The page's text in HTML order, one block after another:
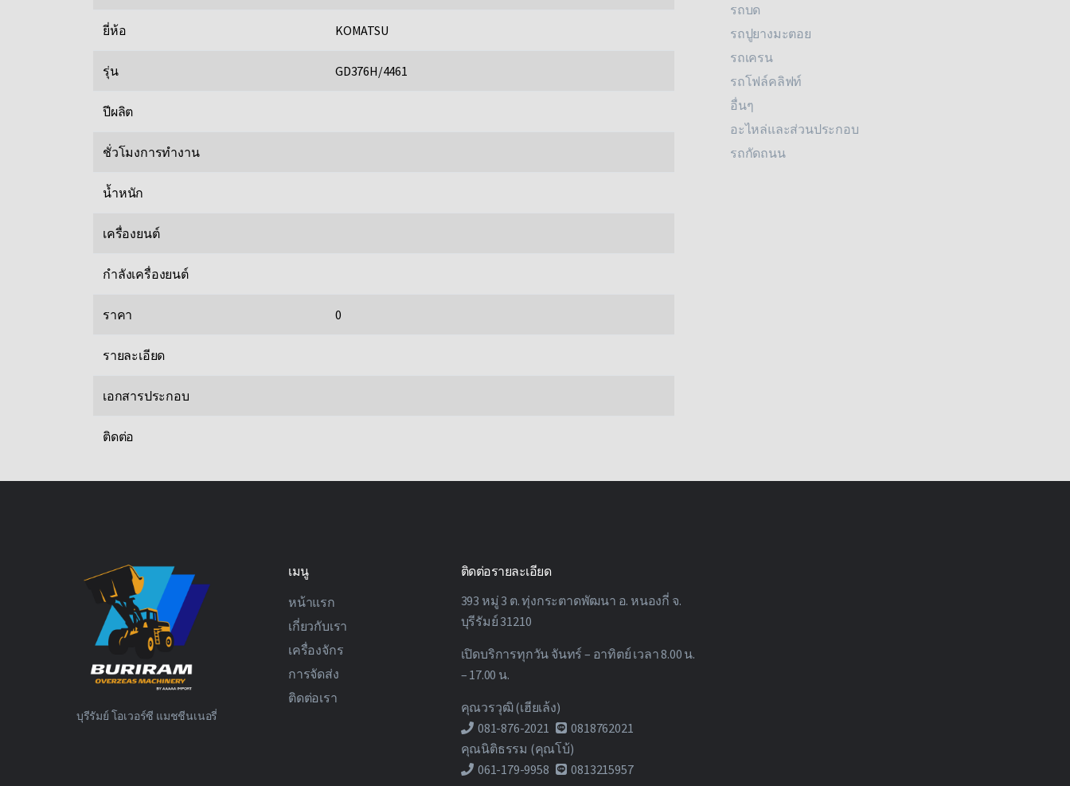
ยี่ห้อ KOMATSU
รุ่น GD376H/4461
ปีผลิต
ชั่วโมงการทำงาน
น้ำหนัก
เครื่องยนต์
กำลังเครื่องยนต์
ราคา 0
รายละเอียด
เอกสารประกอบ
ติดต่อ
รถบด
รถปูยางมะตอย
รถเครน
รถโฟล์คลิฟท์
อื่นๆ
อะไหล่และส่วนประกอบ
รถกัดถนน
บุรีรัมย์ โอเวอร์ซี แมชชีนเนอรี่
เมนู
หน้าแรก
เกี่ยวกับเรา
เครื่องจักร
การจัดส่ง
ติดต่อเรา
ติดต่อรายละเอียด
393 หมู่ 3 ต. ทุ่งกระตาดพัฒนา อ. หนองกี่ จ.
บุรีรัมย์ 31210
เปิดบริการทุกวัน จันทร์ – อาทิตย์ เวลา 8.00 น.
– 17.00 น.
คุณวรวุฒิ (เฮียเล้ง)
081-876-2021
0818762021
คุณนิติธรรม (คุณโบ้)
061-179-9958
0813215957